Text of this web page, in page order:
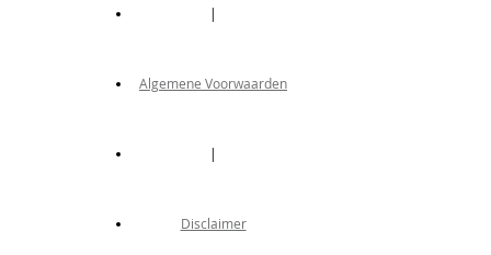
|
Algemene Voorwaarden
|
Disclaimer